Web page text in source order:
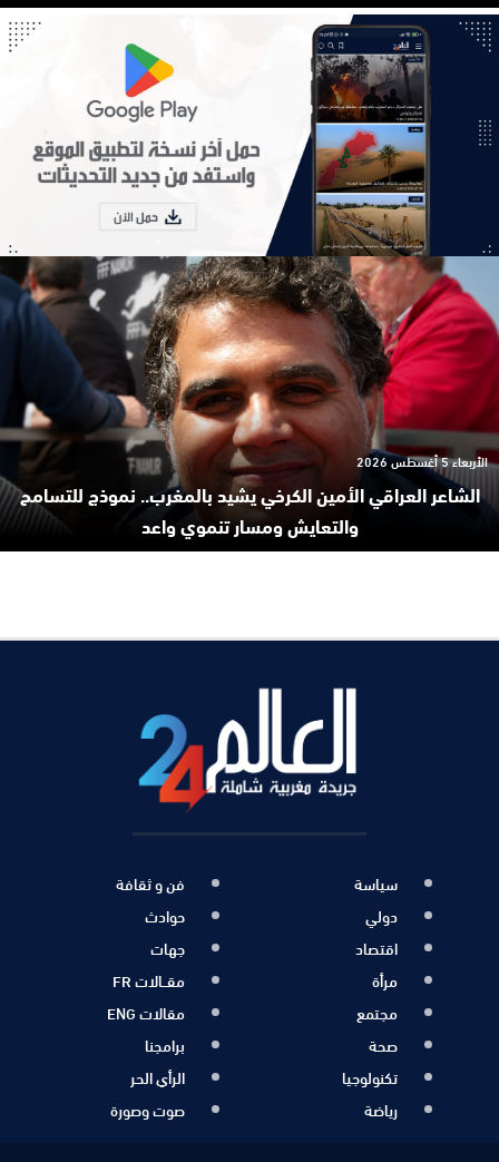
الشاعر العراقي الأمين الكرخي يشيد بالمغرب.. نموذج للتسامح
والتعايش ومسار تنموي واعد
الأربعاء 5 أغسطس 2026
سياسة
دولي
اقتصاد
مرأة
مجتمع
صحة
تكنولوجيا
رياضة
فن و ثقافة
حوادث
جهات
مقــالات FR
مقالات ENG
برامجنا
الرأي الحر
صوت وصورة